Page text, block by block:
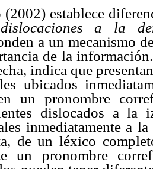
establece
dislocaciones a la
a un mecanismo
de la
indica que
ubicados
un pronombre
dislocados a la
inmediatamente a
de un léxico
un pronombre